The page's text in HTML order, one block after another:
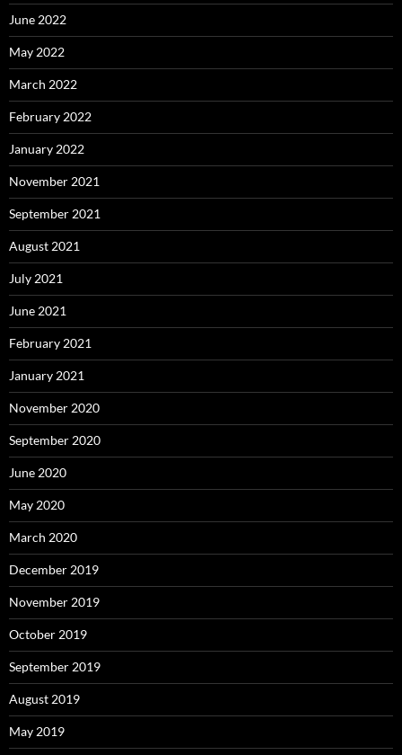
June 2022
May 2022
March 2022
February 2022
January 2022
November 2021
September 2021
August 2021
July 2021
June 2021
February 2021
January 2021
November 2020
September 2020
June 2020
May 2020
March 2020
December 2019
November 2019
October 2019
September 2019
August 2019
May 2019